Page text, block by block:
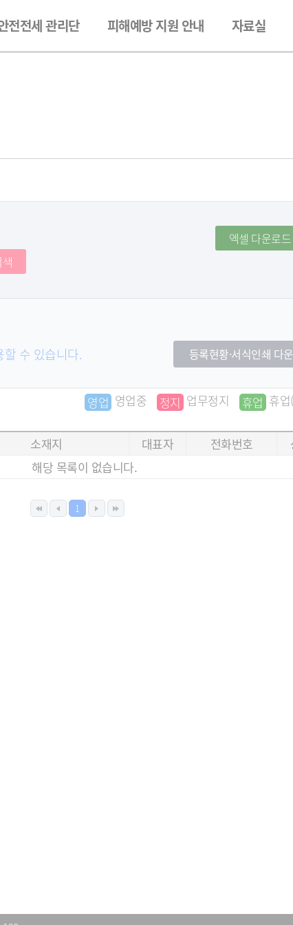
전전세 관리단 피해예방 지원 안내 자료실
엑셀 다운로드
수 있습니다. 등록현황·서식인쇄 다
영업 영업중 정지 업무정지 휴업 휴업
소재지 대표자 전화번호
해당 목록이 없습니다.
1